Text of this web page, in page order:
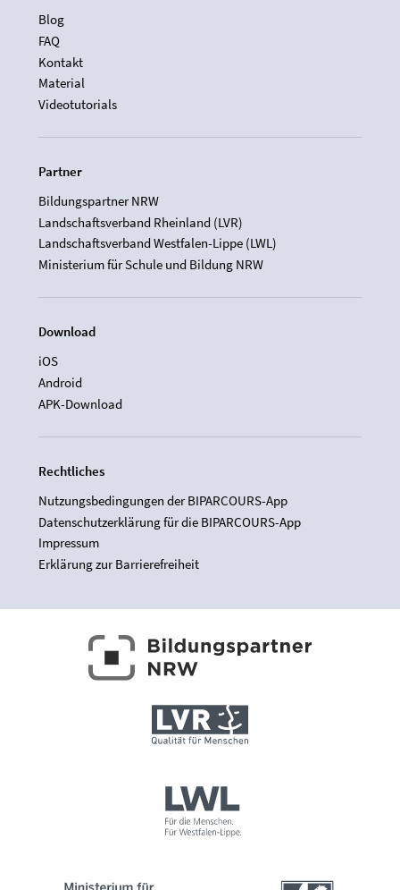
Blog
FAQ
Kontakt
Material
Videotutorials
Partner
Bildungspartner NRW
Landschaftsverband Rheinland (LVR)
Landschaftsverband Westfalen-Lippe (LWL)
Ministerium für Schule und Bildung NRW
Download
iOS
Android
APK-Download
Rechtliches
Nutzungsbedingungen der BIPARCOURS-App
Datenschutzerklärung für die BIPARCOURS-App
Impressum
Erklärung zur Barrierefreiheit